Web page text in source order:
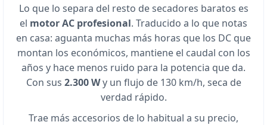
Lo que lo separa del resto de secadores baratos es
el motor AC profesional. Traducido a lo que notas
en casa: aguanta muchas más horas que los DC que
montan los económicos, mantiene el caudal con los
años y hace menos ruido para la potencia que da.
Con sus 2.300 Wy un flujo de 130 km/h, seca de
verdad rápido.
Trae más accesorios de lo habitual a su precio,